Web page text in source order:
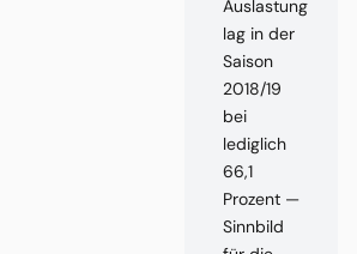
Auslastung
lag in der
Saison
2018/19
bei
lediglich
66,1
Prozent —
Sinnbild